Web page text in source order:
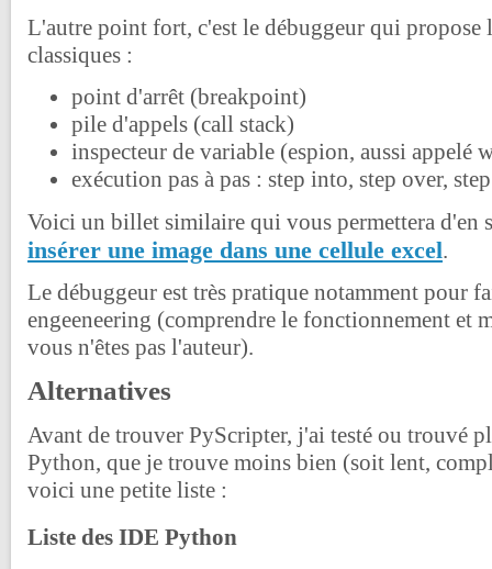
L'autre point fort, c'est le débuggeur qui propose
classiques :
point d'arrêt (breakpoint)
pile d'appels (call stack)
inspecteur de variable (espion, aussi appelé
exécution pas à pas : step into, step over,
Voici un billet similaire qui vous permettera d'en
insérer une image dans une cellule excel.
Le débuggeur est très pratique notamment pour
engeeneering (comprendre le fonctionnement et
vous n'êtes pas l'auteur).
Alternatives
Avant de trouver PyScripter, j'ai testé ou trouvé
Python, que je trouve moins bien (soit lent,
voici une petite liste :
Liste des IDE Python